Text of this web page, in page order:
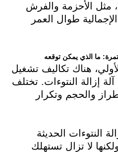
مثل الأحزمة والفرش
طوال العمر
ما الذي يمكن توقعه
هناك تكاليف تشغيل
إزالة النتوءات. تختلف
والحجم وتكرار
النتوءات الحديثة
لا تزال تستهلك